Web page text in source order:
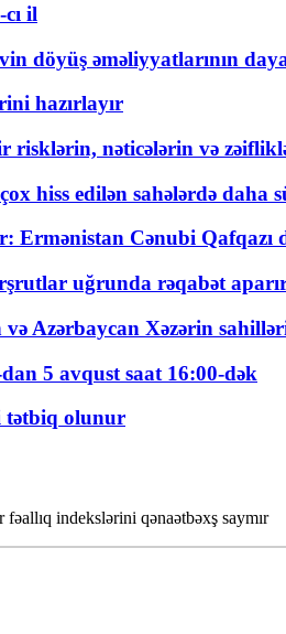
il
əməliyyatlarının
hazırlayır
risklərin, nəticələrin və
hiss edilən sahələrdə daha
Ermənistan Cənubi Qafqazı
uğrunda rəqabət
və Azərbaycan Xəzərin
5 avqust saat 16:00-dək
tətbiq olunur
fəallıq indekslərini qənaətbəxş saymır